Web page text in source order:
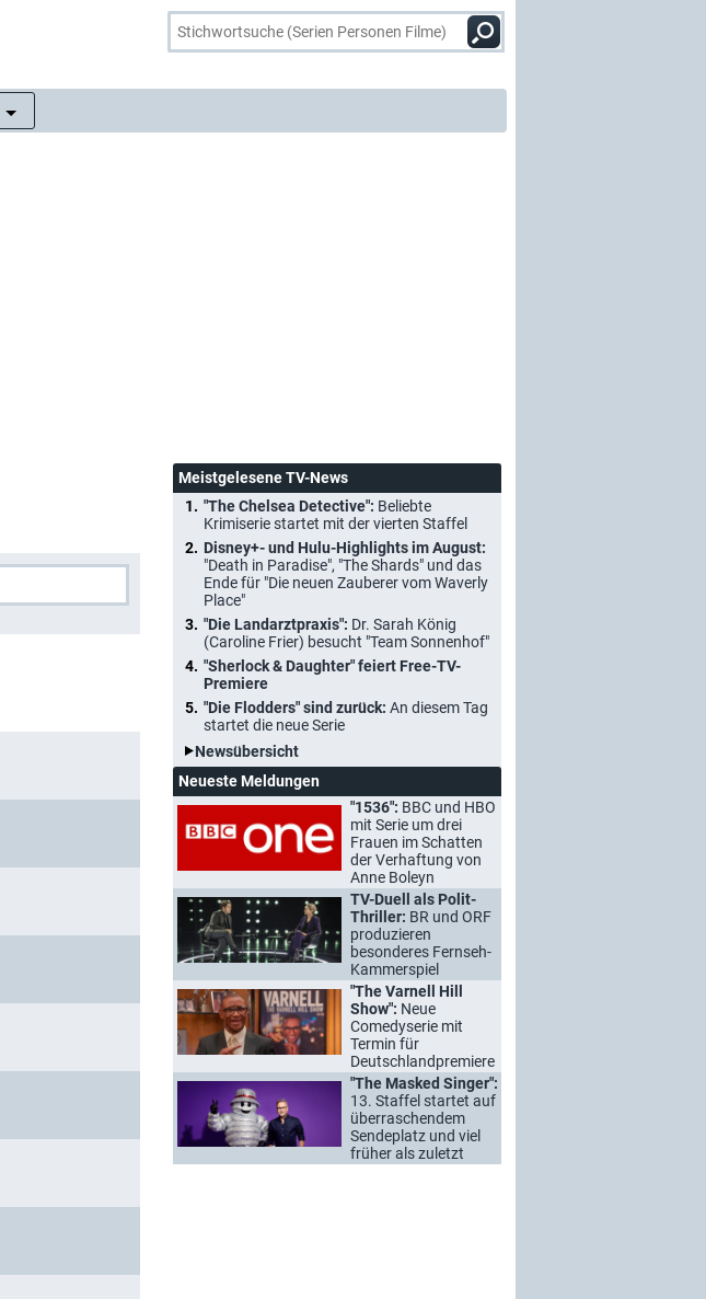
Meistgelesene TV-News
"The Chelsea Detective": Beliebte
Krimiserie startet mit der vierten Staffel
Disney+- und Hulu-Highlights im August:
"Death in Paradise", "The Shards" und das
Ende für "Die neuen Zauberer vom Waverly
Place"
"Die Landarztpraxis": Dr. Sarah König
(Caroline Frier) besucht "Team Sonnenhof"
"Sherlock & Daughter" feiert Free-TV-
Premiere
"Die Flodders" sind zurück: An diesem Tag
startet die neue Serie
Newsübersicht
Neueste Meldungen
"1536": BBC und HBO
mit Serie um drei
Frauen im Schatten
der Verhaftung von
Anne Boleyn
TV-Duell als Polit-
Thriller: BR und ORF
produzieren
besonderes Fernseh-
Kammerspiel
"The Varnell Hill
Show": Neue
Comedyserie mit
Termin für
Deutschlandpremiere
"The Masked Singer":
13. Staffel startet auf
überraschendem
Sendeplatz und viel
früher als zuletzt